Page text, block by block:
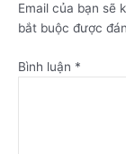
Email của bạn sẽ
bắt buộc được
Bình luận *